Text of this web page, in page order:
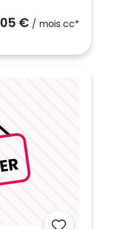
€ / mois cc*